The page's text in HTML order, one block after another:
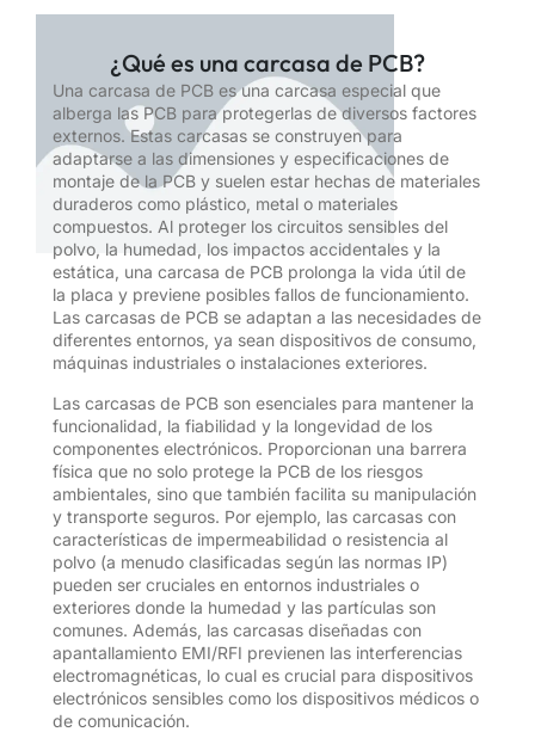
¿Qué es una carcasa de PCB?
Una carcasa de PCB es una carcasa especial que
alberga las PCB para protegerlas de diversos factores
externos. Estas carcasas se construyen para
adaptarse a las dimensiones y especificaciones de
montaje de la PCB y suelen estar hechas de materiales
duraderos como plástico, metal o materiales
compuestos. Al proteger los circuitos sensibles del
polvo, la humedad, los impactos accidentales y la
estática, una carcasa de PCB prolonga la vida útil de
la placa y previene posibles fallos de funcionamiento.
Las carcasas de PCB se adaptan a las necesidades de
diferentes entornos, ya sean dispositivos de consumo,
máquinas industriales o instalaciones exteriores.
Las carcasas de PCB son esenciales para mantener la
funcionalidad, la fiabilidad y la longevidad de los
componentes electrónicos. Proporcionan una barrera
física que no solo protege la PCB de los riesgos
ambientales, sino que también facilita su manipulación
y transporte seguros. Por ejemplo, las carcasas con
características de impermeabilidad o resistencia al
polvo (a menudo clasificadas según las normas IP)
pueden ser cruciales en entornos industriales o
exteriores donde la humedad y las partículas son
comunes. Además, las carcasas diseñadas con
apantallamiento EMI/RFI previenen las interferencias
electromagnéticas, lo cual es crucial para dispositivos
electrónicos sensibles como los dispositivos médicos o
de comunicación.